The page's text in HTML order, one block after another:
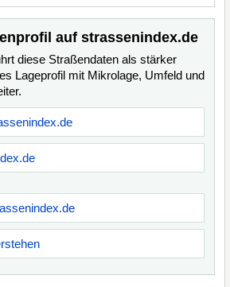
auf strassenindex.de
diese Straßendaten als stärker
Lageprofil mit Mikrolage, Umfeld und